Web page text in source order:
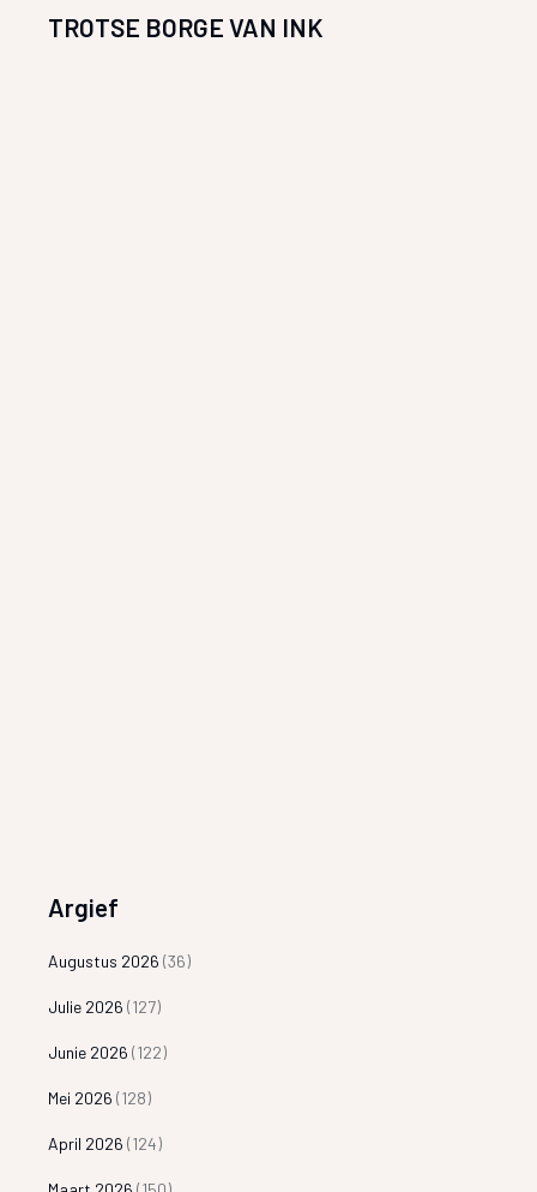
TROTSE BORGE VAN INK
Argief
Augustus 2026 (36)
Julie 2026 (127)
Junie 2026 (122)
Mei 2026 (128)
April 2026 (124)